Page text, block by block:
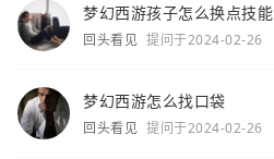
梦幻西游孩子怎么换点技能
回头看见 提问于2024-02-26
梦幻西游怎么找口袋
回头看见 提问于2024-02-26